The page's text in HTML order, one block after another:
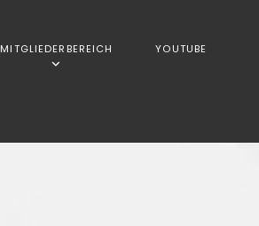
MITGLIEDERBEREICH YOUTUBE